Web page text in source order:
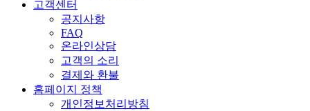
고객센터
공지사항
FAQ
온라인상담
고객의 소리
결제와 환불
홈페이지 정책
개인정보처리방침